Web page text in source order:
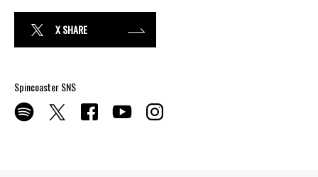
X SHARE
Spincoaster SNS